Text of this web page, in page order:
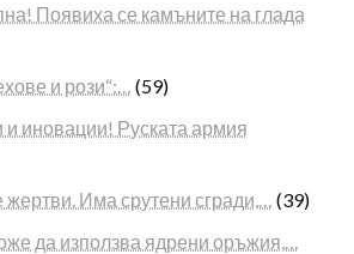
Появиха се камъните на глада
и рози“:… (59)
и иновации! Руската армия
жертви. Има срутени сгради,… (39)
да използва ядрени оръжия,…